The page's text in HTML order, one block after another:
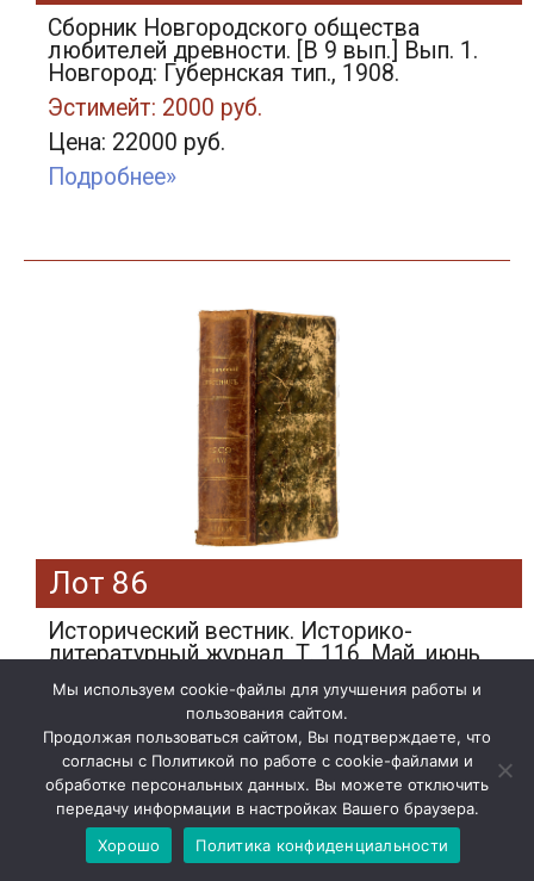
Сборник Новгородского общества
любителей древности. [В 9 вып.] Вып. 1.
Новгород: Губернская тип., 1908.
Эстимейт: 2000 руб.
Цена: 22000 руб.
Подробнее»
Лот 86
Исторический вестник. Историко-
литературный журнал. Т. 116. Май, июнь,
июль. СПб.: Тип. А.С. Суворина, 1909.
Эстимейт: 2000 руб.
Подробнее»
Мы используем cookie-файлы для улучшения работы и
пользования сайтом.
Продолжая пользоваться сайтом, Вы подтверждаете, что
согласны с Политикой по работе с cookie-файлами и
обработке персональных данных. Вы можете отключить
передачу информации в настройках Вашего браузера.
Хорошо
Политика конфиденциальности